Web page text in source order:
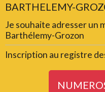
BARTHELEMY-
Je souhaite adresser un
Barthélemy-Grozon
Inscription au registre